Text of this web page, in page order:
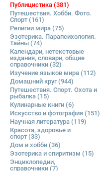
Публицистика (381)
Путешествия. Хобби. Фото.
Спорт(161)
Религии мира (75)
Эзотерика. Парапсихология.
Тайны (74)
Календари, нетекстовые
издания, словари, общие
справочники (32)
Изучение языков мира (112)
Домашний круг(944)
Путешествия. Спорт. Охота и
рыбалка (15)
Кулинарные книги (6)
Искусство и фотография (151)
Научная литература (119)
Красота, здоровье и
спорт(33)
Дом и хобби (36)
Эзотерика и спиритизм (15)
Энциклопедии,
справочники (7)